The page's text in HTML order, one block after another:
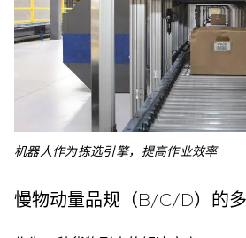
机器人作为拣选引擎，提高作业效率
慢物动量品规（B/C/D）的